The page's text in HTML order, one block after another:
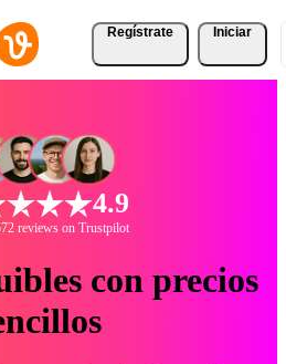
Regístrate Iniciar
4.9
reviews on Trustpilot
con precios